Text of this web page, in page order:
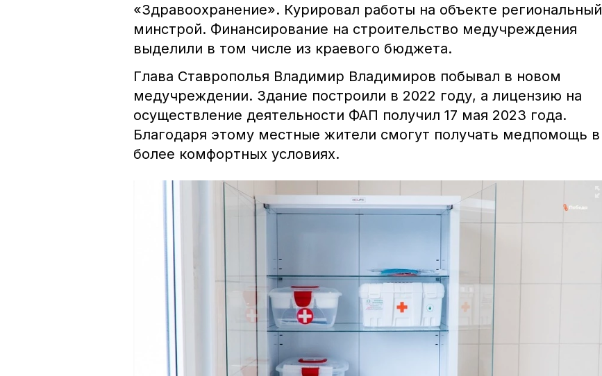
«Здравоохранение». Курировал работы на объекте региональный
минстрой. Финансирование на строительство медучреждения
выделили в том числе из краевого бюджета.
Глава Ставрополья Владимир Владимиров побывал в новом
медучреждении. Здание построили в 2022 году, а лицензию на
осуществление деятельности ФАП получил 17 мая 2023 года.
Благодаря этому местные жители смогут получать медпомощь в
более комфортных условиях.